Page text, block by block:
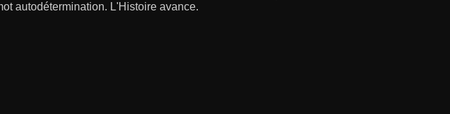
autodétermination. L'Histoire avance.